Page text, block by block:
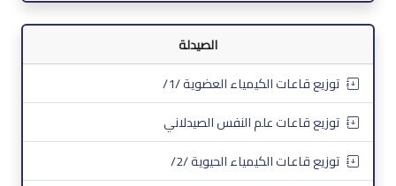
الصيدلة
توزيع قاعات الكيمياء العضوية /1/
توزيع قاعات علم النفس الصيدلاني
توزيع قاعات الكيمياء الحيوية /2/